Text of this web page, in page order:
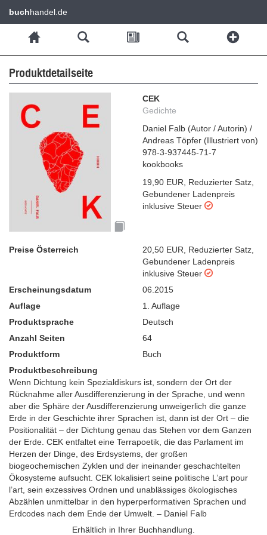
buchhandel.de
Produktdetailseite
CEK
Gedichte
Daniel Falb (Autor / Autorin) /
Andreas Töpfer (Illustriert von)
978-3-937445-71-7
kookbooks
19,90 EUR
Reduzierter Satz
Gebundener Ladenpreis
inklusive Steuer
Preise Österreich 20,50 EUR Reduzierter Satz
Gebundener Ladenpreis
inklusive Steuer
Erscheinungsdatum
06.2015
Auflage
1. Auflage
Produktsprache
Deutsch
Anzahl Seiten
64
Produktform
Buch
Produktbeschreibung
Wenn Dichtung kein Spezialdiskurs ist, sondern der Ort der
Rücknahme aller Ausdifferenzierung in der Sprache, und wenn
aber die Sphäre der Ausdifferenzierung unweigerlich die ganze
Erde in der Geschichte ihrer Sprachen ist, dann ist der Ort – die
Positionalität – der Dichtung genau das Stehen vor dem Ganzen
der Erde. CEK entfaltet eine Terrapoetik, die das Parlament im
Herzen der Dinge, des Erdsystems, der großen
biogeochemischen Zyklen und der ineinander geschachtelten
Ökosysteme aufsucht. CEK lokalisiert seine politische L’art pour
l’art, sein exzessives Ordnen und unablässiges ökologisches
Abzählen unmittelbar in den hyperperformativen Sprachen und
Erdcodes nach dem Ende der Umwelt. – Daniel Falb
Erhältlich in Ihrer Buchhandlung.